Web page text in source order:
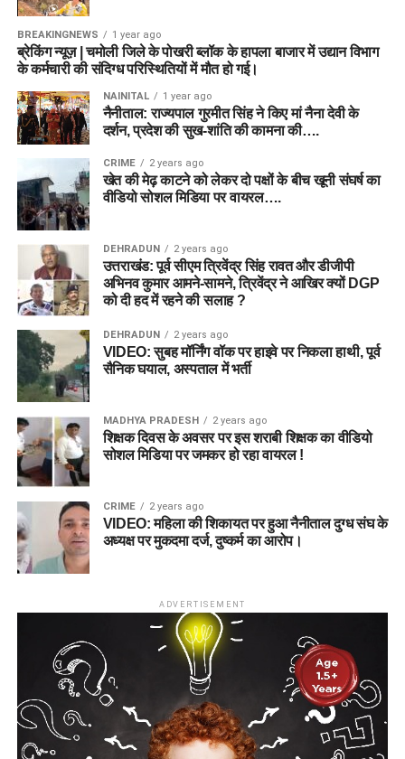
BREAKINGNEWS 1 year ago
ब्रेकिंग न्यूज़ | चमोली जिले के पोखरी ब्लॉक के हापला बाजार में उद्यान विभाग
के कर्मचारी की संदिग्ध परिस्थितियों में मौत हो गई।
NAINITAL 1 year ago
नैनीताल: राज्यपाल गुरमीत सिंह ने किए मां नैना देवी के
दर्शन, प्रदेश की सुख-शांति की कामना की….
CRIME 2 years ago
खेत की मेढ़ काटने को लेकर दो पक्षों के बीच खूनी संघर्ष का
वीडियो सोशल मिडिया पर वायरल….
DEHRADUN 2 years ago
उत्तराखंड: पूर्व सीएम त्रिवेंद्र सिंह रावत और डीजीपी
अभिनव कुमार आमने-सामने, त्रिवेंद्र ने आखिर क्यों DGP
को दी हद में रहने की सलाह ?
DEHRADUN 2 years ago
VIDEO: सुबह मॉर्निंग वॉक पर हाइवे पर निकला हाथी, पूर्व
सैनिक घयाल, अस्पताल में भर्ती
MADHYA PRADESH 2 years ago
शिक्षक दिवस के अवसर पर इस शराबी शिक्षक का वीडियो
सोशल मिडिया पर जमकर हो रहा वायरल !
CRIME 2 years ago
VIDEO: महिला की शिकायत पर हुआ नैनीताल दुग्ध संघ के
अध्यक्ष पर मुकदमा दर्ज, दुष्कर्म का आरोप।
ADVERTISEMENT